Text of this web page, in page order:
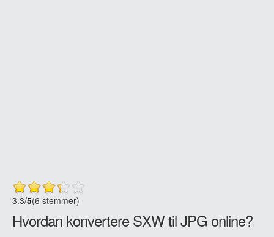
3.3/5(6 stemmer)
Hvordan konvertere SXW til JPG online?